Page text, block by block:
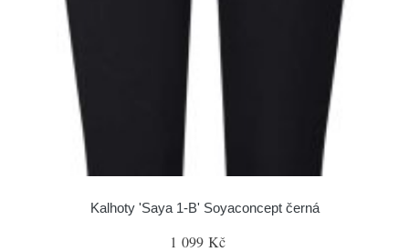
Kalhoty 'Saya 1-B' Soyaconcept černá
1 099 Kč